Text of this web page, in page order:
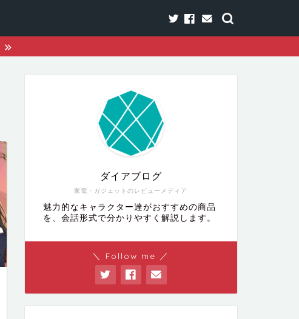
家電・ガジェットのレビューメディア
ダイアブログ
魅力的なキャラクター達がおすすめの商品
を、会話形式で分かりやすく解説します。
＼ Follow me ／